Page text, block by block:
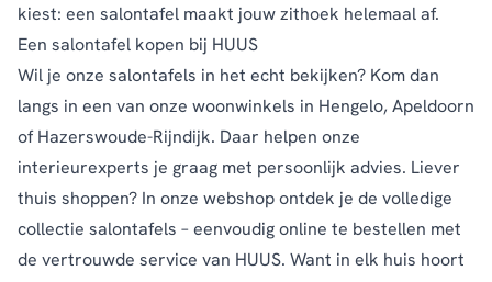
kiest: een salontafel maakt jouw zithoek helemaal af.
Een salontafel kopen bij HUUS
Wil je onze salontafels in het echt bekijken? Kom dan
langs in een van onze woonwinkels in Hengelo, Apeldoorn
of Hazerswoude-Rijndijk. Daar helpen onze
interieurexperts je graag met persoonlijk advies. Liever
thuis shoppen? In onze webshop ontdek je de volledige
collectie salontafels – eenvoudig online te bestellen met
de vertrouwde service van HUUS. Want in elk huis hoort